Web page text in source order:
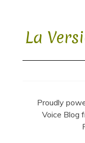
La
Proudly
Voice Blog